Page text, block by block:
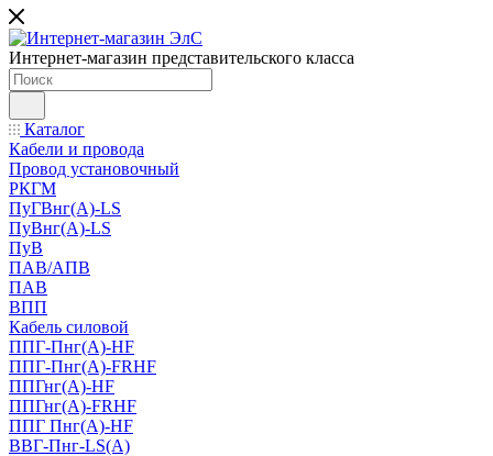
Интернет-магазин представительского класса
Каталог
Кабели и провода
Провод установочный
РКГМ
ПуГВнг(А)-LS
ПуВнг(А)-LS
ПуВ
ПАВ/АПВ
ПАВ
ВПП
Кабель силовой
ППГ-Пнг(А)-HF
ППГ-Пнг(А)-FRHF
ППГнг(А)-HF
ППГнг(А)-FRHF
ППГ Пнг(А)-HF
ВВГ-Пнг-LS(А)